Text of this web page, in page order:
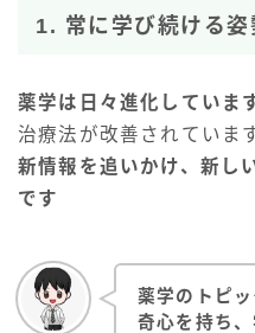
1. 常に学び続ける姿
薬学は日々進化していま
治療法が改善されています
新情報を追いかけ、新し
です
薬学のトピ
奇心を持ち